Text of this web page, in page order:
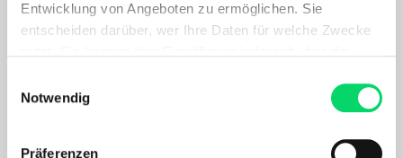
Entwicklung von Angeboten zu ermöglichen. Sie
entscheiden darüber, wer Ihre Daten für welche Zwecke
Trigger Symbol ändern oder widerrufen
Notwendig
Präferenzen
Trekkingbike
Strecken.